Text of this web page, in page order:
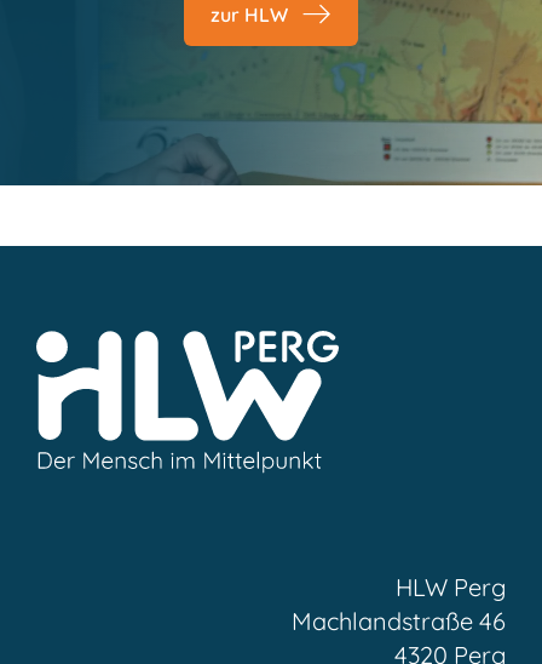
zur HLW
HLW Perg
Machlandstraße 46
4320 Perg